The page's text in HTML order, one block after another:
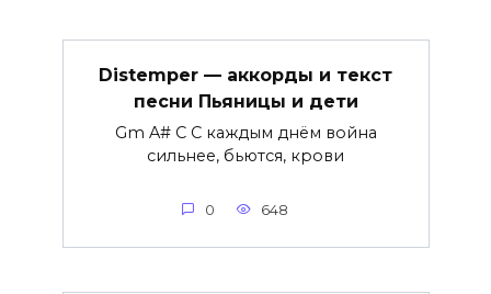
Distemper — аккорды и текст
песни Пьяницы и дети
Gm A# C С каждым днём война
сильнее, бьются, крови
0 648